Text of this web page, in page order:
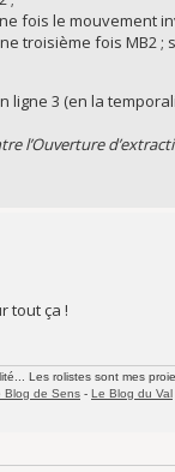
fois le mouvement
troisième fois MB2 ;
ligne 3 (en la
l’Ouverture
tout ça !
Les rolistes sont mes
Blog de Sens - Le Blog du Val